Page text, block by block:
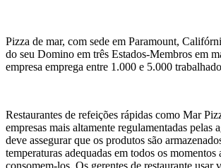
Pizza de mar, com sede em Paramount,
do seu Domino em três Estados-Membros em
empresa emprega entre 1.000 e 5.000
Restaurantes de refeições rápidas como Mar
empresas mais altamente regulamentadas pelas
deve assegurar que os produtos são
temperaturas adequadas em todos os momentos
consomem-los. Os gerentes de restaurante usar